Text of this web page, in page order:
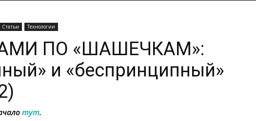
Статьи Технологии
ПО «ШАШЕЧКАМ»:
и «беспринципный»
тут.